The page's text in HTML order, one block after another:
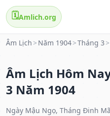
🗓️Amlich.org
Âm Lịch > Năm 1904>Tháng 3 >
Âm Lịch Hôm
3 Năm 1904
Ngày Mậu Ngọ, Tháng Đinh